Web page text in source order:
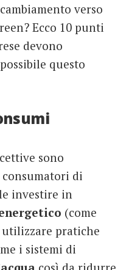
verso
Ecco 10 punti
devono
questo
sono
di
investire in
(come
pratiche
i sistemi di